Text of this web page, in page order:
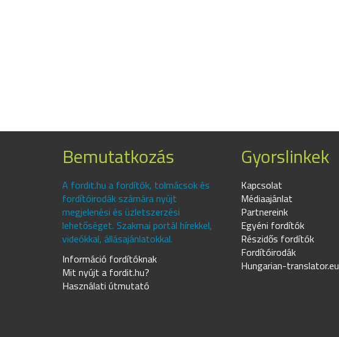
Bemutatkozás
A fordit.hu a fordítók, tolmácsok és
fordítóirodák számára nyújt
megjelenési és üzletszerzési
lehetőséget. Szakmai portál hírekkel,
videókkal, állásajánlatokkal.
Információ fordítóknak
Mit nyújt a fordit.hu?
Használati útmutató
Gyorslinkek
Kapcsolat
Médiaajánlat
Partnereink
Egyéni fordítók
Részidős fordítók
Fordítóirodák
Hungarian-translator.eu